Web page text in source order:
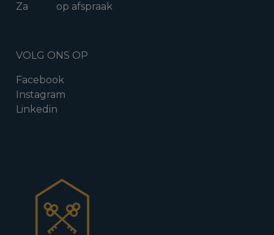
Za
op afspraak
VOLG ONS OP
Facebook
Instagram
Linkedin